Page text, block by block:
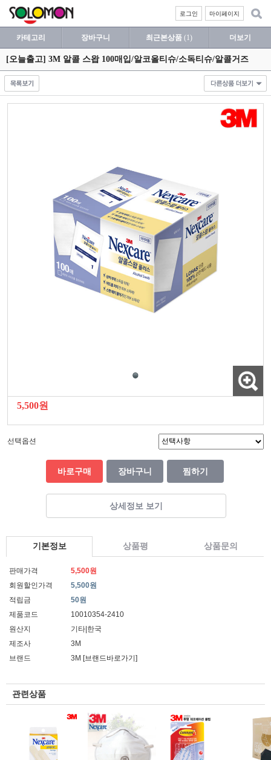
마이페이지
로그인
카테고리 장바구니 최근본상품 (1) 더보기
[오늘출고] 3M 알콜 스왑 100매입/알코올티슈/소독티슈/알콜거즈
5,500원
선택옵션
바로구매 장바구니 찜하기
상세정보 보기
기본정보 상품평 상품문의
판매가격
5,500원
회원할인가격
5,500원
적립금
50원
제품코드
10010354-2410
원산지
기타|한국
제조사
3M
브랜드
3M [브랜드바로가기]
관련상품